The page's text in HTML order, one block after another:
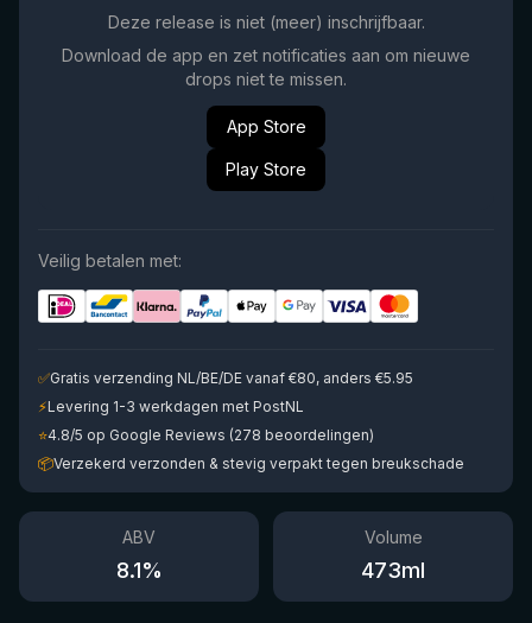
Deze release is niet (meer) inschrijfbaar.
Download de app en zet notificaties aan om nieuwe
drops niet te missen.
App Store
Play Store
Veilig betalen met:
✅Gratis verzending NL/BE/DE vanaf €80, anders €5.95
⚡Levering 1-3 werkdagen met PostNL
⭐4.8/5 op Google Reviews (278 beoordelingen)
📦Verzekerd verzonden & stevig verpakt tegen breukschade
ABV
8.1%
Volume
473ml